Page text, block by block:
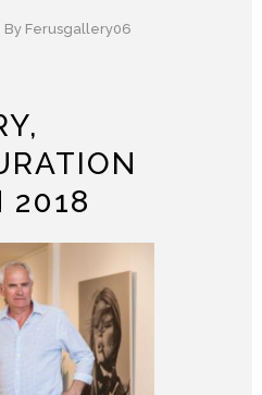
By Ferusgallery06
2018